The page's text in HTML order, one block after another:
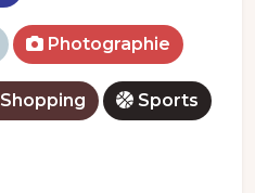
Photographie
Shopping Sports